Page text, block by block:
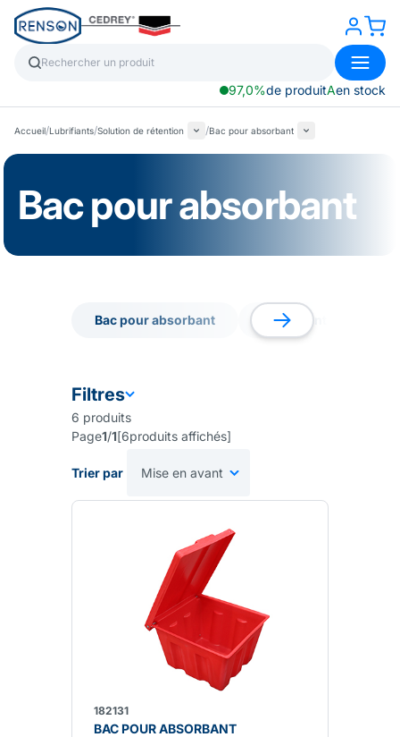
97,0%de produitAen stock
Accueil/Lubrifiants/Solution de rétention /Bac pour absorbant
Bac pour absorbant
Bac pour absorbant
Absorbant industriel
Absorbant industriel
Filtres
6 produits
Page1/1[6produits affichés]
Trier par
182131
BAC POUR ABSORBANT